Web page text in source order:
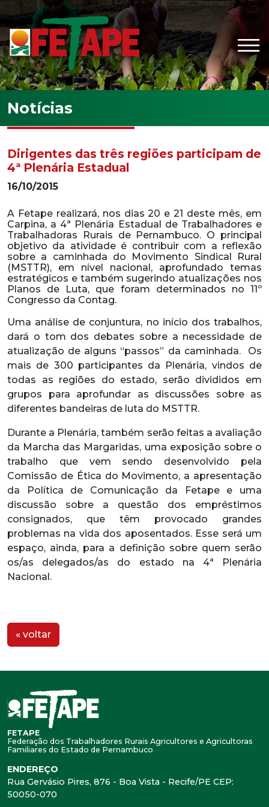
Ir para o conteúdo principal
Notícias
Dirigentes das três regiões participam de
4ª Plenária Estadual
16/10/2015
A Fetape realizará, nos dias 20 e 21 deste mês, em
Carpina, a 4ª Plenária Estadual de Trabalhadores e
Trabalhadoras Rurais de Pernambuco. O principal
objetivo da atividade é contribuir com a reflexão
sobre a caminhada do Movimento Sindical Rural
(MSTTR), em nível nacional, aprofundado temas
estratégicos e também sugerindo atualizações nos
Planos de Luta, que foram determinados no 11º
Congresso da Contag.
Uma análise de conjuntura, no início dos trabalhos,
dará o tom dos debates sobre a necessidade de
atualização de alguns “passos” da caminhada. Os
mais de 300 participantes da Plenária, vindos de
todas as regiões do estado, serão divididos em
grupos para aprofundar as discussões sobre as
diferentes bandeiras de luta do MSTTR.
Durante a Plenária, também serão feitas a avaliação
da Marcha das Margaridas, uma exposição sobre o
trabalho que vem sendo desenvolvido pela
Comissão de Ética do Movimento, a apresentação
da Política de Comunicação da Fetape e uma
discussão sobre a questão dos empréstimos
consignados, que têm provocado grandes
problemas na vida dos aposentados. Esse será um
espaço, ainda, para a definição sobre quem serão
os/as delegados/as do estado na 4ª Plenária
Nacional.
« voltar
FETAPE
Federação dos Trabalhadores Rurais Agricultores e Agricultoras
Familiares do Estado de Pernambuco
ENDEREÇO
Rua Gervásio Pires, 876 - Boa Vista - Recife/PE CEP:
50050-070